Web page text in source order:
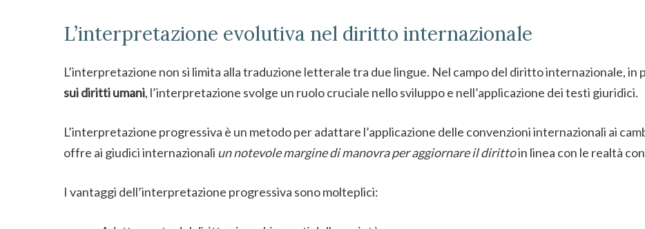
L’interpretazione evolutiva nel diritto internazionale
L’interpretazione non si limita alla traduzione letterale tra due lingue. Nel campo del diritto internazionale, in
sui diritti umani, l’interpretazione svolge un ruolo cruciale nello sviluppo e nell’applicazione dei testi giuridici.
L’interpretazione progressiva è un metodo per adattare l’applicazione delle convenzioni internazionali ai
offre ai giudici internazionali un notevole margine di manovra per aggiornare il dirittoin linea con le realtà
I vantaggi dell’interpretazione progressiva sono molteplici: